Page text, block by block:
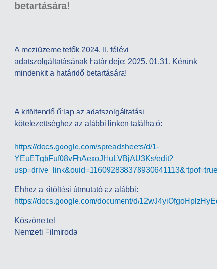
betartására!
A moziüzemeltetők 2024. II. félévi
adatszolgáltatásának határideje: 2025. 01.31. Kérünk
mindenkit a határidő betartására!
A kitöltendő űrlap az adatszolgáltatási
kötelezettséghez az alábbi linken található:
https://docs.google.com/spreadsheets/d/1-
YEuETgbFuf08vFhAexoJHuLVBjAU3Ks/edit?
Ehhez a kitöltési útmutató az alábbi:
https://docs.google.com/document/d/
Köszönettel
Nemzeti Filmiroda